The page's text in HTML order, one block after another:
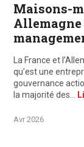
Maisons-
Allemagne
La France et
qu’est une
gouvernance
la majorité des…
Avr 2026